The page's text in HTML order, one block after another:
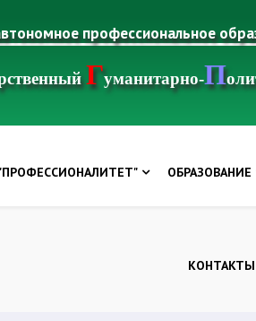
профессиональное
Гуманитарно-П
ОБРАЗОВАНИЕ
КОНТАКТЫ